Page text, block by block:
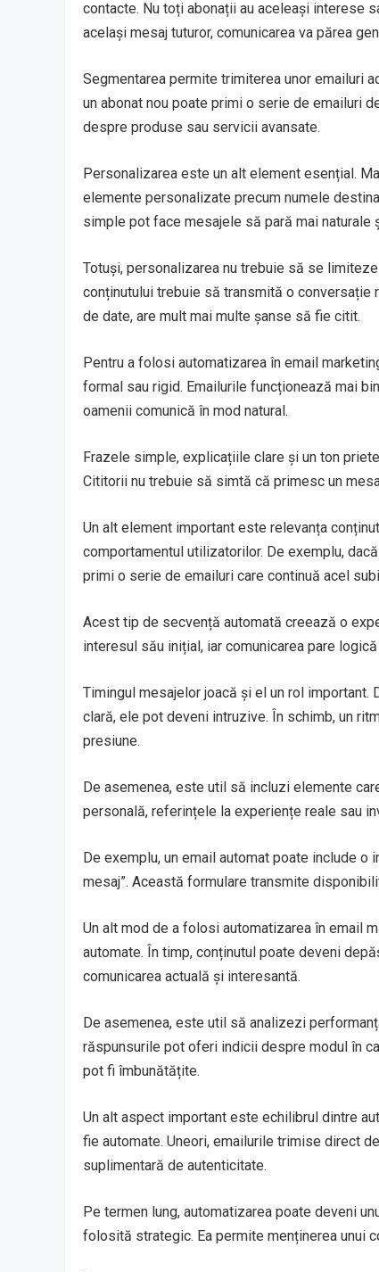
contacte. Nu toți abonații au aceleași interese
același mesaj tuturor, comunicarea va părea
Segmentarea permite trimiterea unor emailuri
un abonat nou poate primi o serie de emailuri
despre produse sau servicii avansate.
Personalizarea este un alt element esențial.
elemente personalizate precum numele
simple pot face mesajele să pară mai naturale
Totuși, personalizarea nu trebuie să se
conținutului trebuie să transmită o conversație
de date, are mult mai multe șanse să fie citit.
Pentru a folosi automatizarea în email
formal sau rigid. Emailurile funcționează mai
oamenii comunică în mod natural.
Frazele simple, explicațiile clare și un ton
Cititorii nu trebuie să simtă că primesc un
Un alt element important este relevanța
comportamentul utilizatorilor. De exemplu,
primi o serie de emailuri care continuă acel
Acest tip de secvență automată creează o
interesul său inițial, iar comunicarea pare
Timingul mesajelor joacă și el un rol
clară, ele pot deveni intruzive. În schimb, un
presiune.
De asemenea, este util să incluzi elemente
personală, referințele la experiențe reale sau
De exemplu, un email automat poate include
mesaj”. Această formulare transmite
Un alt mod de a folosi automatizarea în email
automate. În timp, conținutul poate deveni
comunicarea actuală și interesantă.
De asemenea, este util să analizezi
răspunsurile pot oferi indicii despre modul în
pot fi îmbunătățite.
Un alt aspect important este echilibrul dintre
fie automate. Uneori, emailurile trimise direct
suplimentară de autenticitate.
Pe termen lung, automatizarea poate deveni
folosită strategic. Ea permite menținerea unui